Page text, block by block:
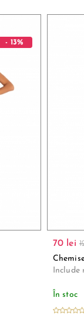
- 13%
70 lei
În stoc